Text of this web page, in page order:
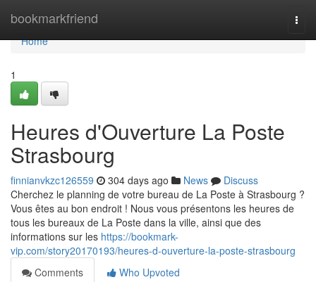
bookmarkfriend
Home
Home
1
Heures d'Ouverture La Poste
Strasbourg
finnianvkzc126559 304 days ago News
Discuss
Cherchez le planning de votre bureau de La Poste à Strasbourg ?
Vous êtes au bon endroit ! Nous vous présentons les heures de
tous les bureaux de La Poste dans la ville, ainsi que des
informations sur les https://bookmark-
vip.com/story20170193/heures-d-ouverture-la-poste-strasbourg
Comments
Who Upvoted